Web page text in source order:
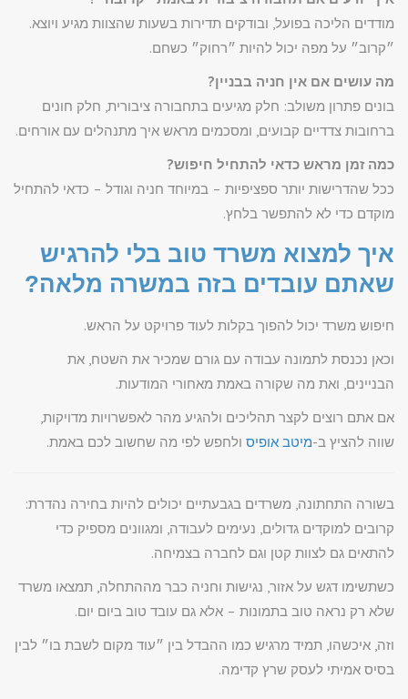
מודדים הליכה בפועל, ובודקים תדירות בשעות שהצוות מגיע ויוצא.
״קרוב״ על מפה יכול להיות ״רחוק״ כשחם.
מה עושים אם אין חניה בבניין?
בונים פתרון משולב: חלק מגיעים בתחבורה ציבורית, חלק חונים
ברחובות צדדיים קבועים, ומסכמים מראש איך מתנהלים עם אורחים.
כמה זמן מראש כדאי להתחיל חיפוש?
ככל שהדרישות יותר ספציפיות – במיוחד חניה וגודל – כדאי להתחיל
מוקדם כדי לא להתפשר בלחץ.
איך למצוא משרד טוב בלי להרגיש
שאתם עובדים בזה במשרה מלאה?
חיפוש משרד יכול להפוך בקלות לעוד פרויקט על הראש.
וכאן נכנסת לתמונה עבודה עם גורם שמכיר את השטח, את
הבניינים, ואת מה שקורה באמת מאחורי המודעות.
אם אתם רוצים לקצר תהליכים ולהגיע מהר לאפשרויות מדויקות,
שווה להציץ ב-מיטב אופיס ולחפש לפי מה שחשוב לכם באמת.
בשורה התחתונה, משרדים בגבעתיים יכולים להיות בחירה נהדרת:
קרובים למוקדים גדולים, נעימים לעבודה, ומגוונים מספיק כדי
להתאים גם לצוות קטן וגם לחברה בצמיחה.
כשתשימו דגש על אזור, נגישות וחניה כבר מההתחלה, תמצאו משרד
שלא רק נראה טוב בתמונות – אלא גם עובד טוב ביום יום.
וזה, איכשהו, תמיד מרגיש כמו ההבדל בין ״עוד מקום לשבת בו״ לבין
בסיס אמיתי לעסק שרץ קדימה.